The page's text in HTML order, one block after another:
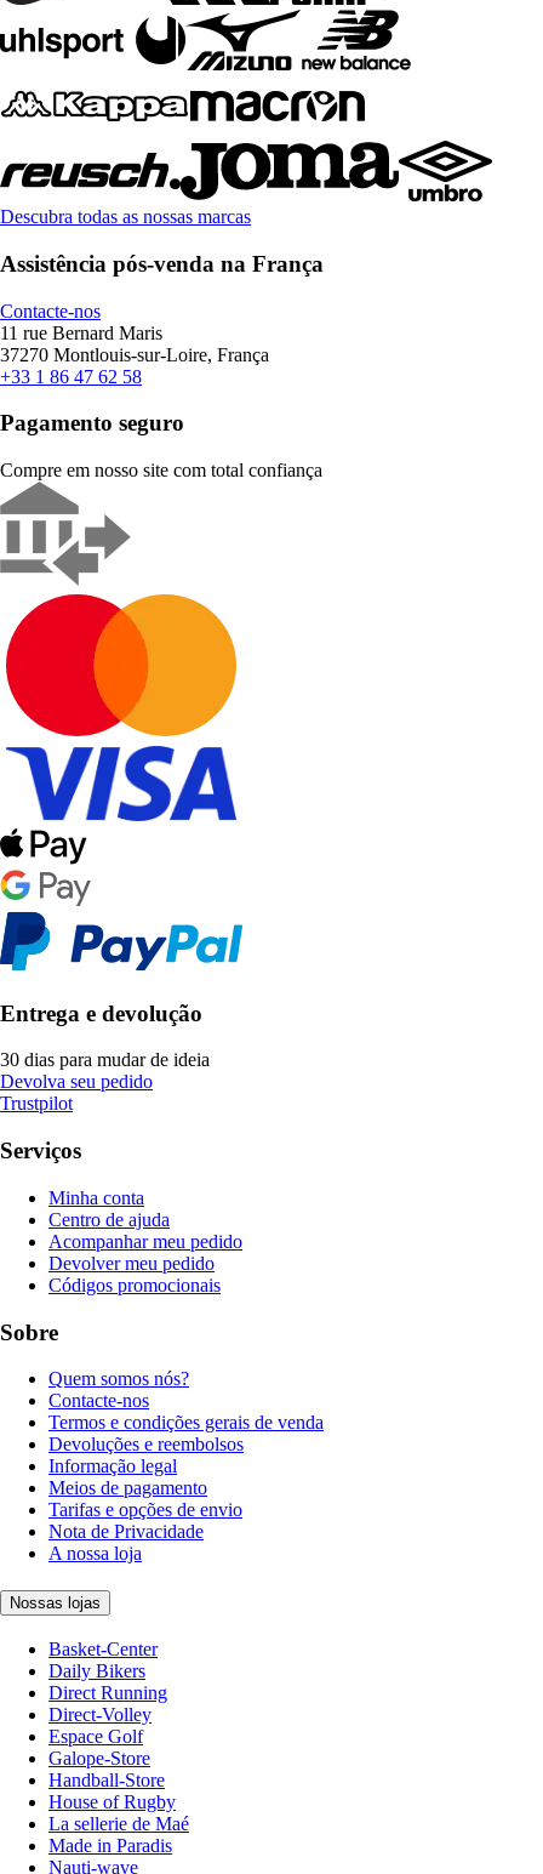
Descubra todas as nossas marcas
Assistência pós-venda na França
Contacte-nos
11 rue Bernard Maris
37270 Montlouis-sur-Loire, França
+33 1 86 47 62 58
Pagamento seguro
Compre em nosso site com total confiança
Entrega e devolução
30 dias para mudar de ideia
Devolva seu pedido
Trustpilot
Serviços
Minha conta
Centro de ajuda
Acompanhar meu pedido
Devolver meu pedido
Códigos promocionais
Sobre
Quem somos nós?
Contacte-nos
Termos e condições gerais de venda
Devoluções e reembolsos
Informação legal
Meios de pagamento
Tarifas e opções de envio
Nota de Privacidade
A nossa loja
Nossas lojas
Basket-Center
Daily Bikers
Direct Running
Direct-Volley
Espace Golf
Galope-Store
Handball-Store
House of Rugby
La sellerie de Maé
Made in Paradis
Nauti-wave